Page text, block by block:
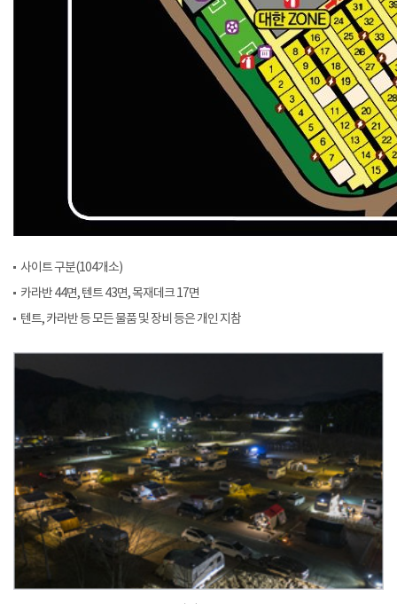
사이트 구분(104개소)
카라반 44면, 텐트 43면, 목재데크 17면
텐트, 카라반 등 모든 물품 및 장비 등은 개인 지참